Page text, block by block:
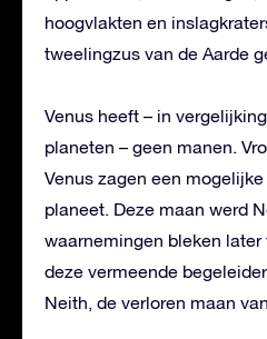
hoogvlakten en
tweelingzus van de Aarde
Venus heeft – in
planeten – geen manen.
Venus zagen een
planeet. Deze maan werd
waarnemingen bleken
deze vermeende
Neith, de verloren maan